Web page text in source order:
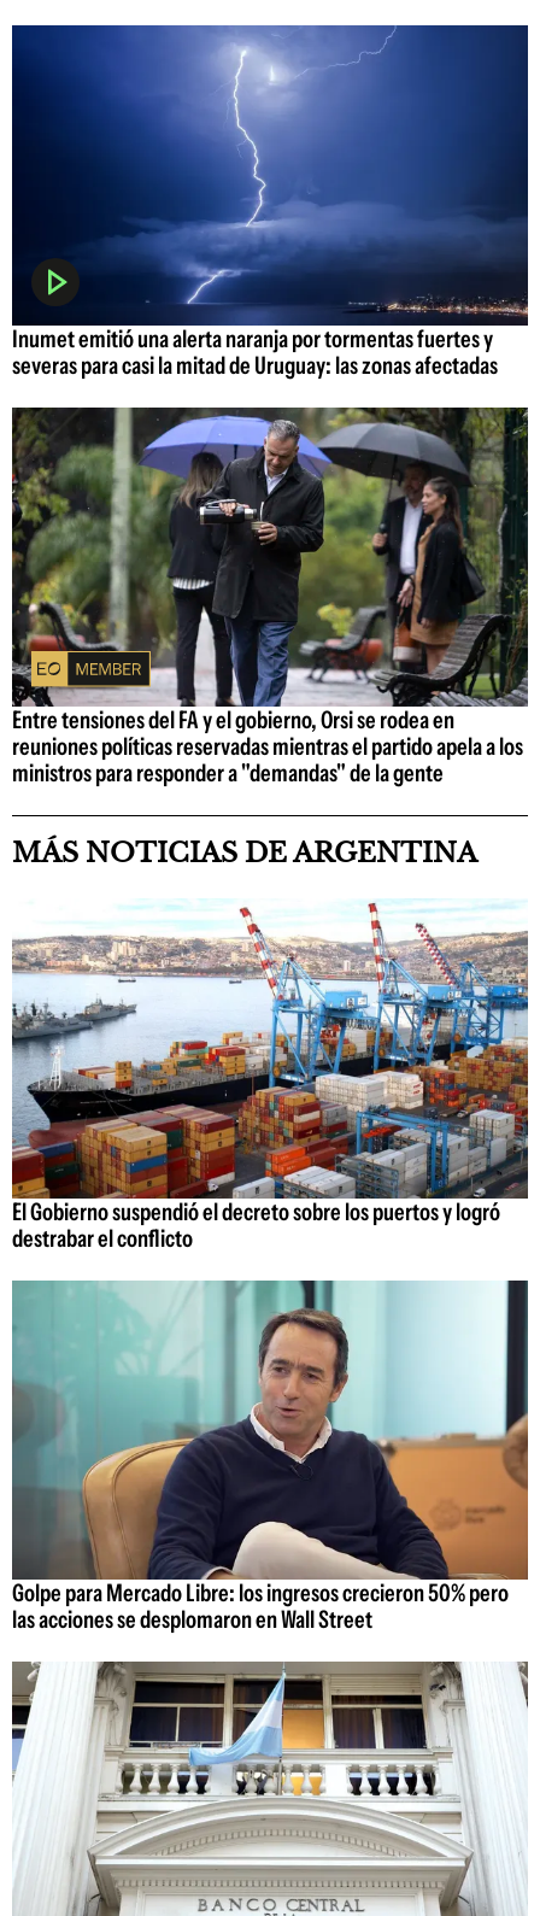
Inumet emitió una alerta naranja por tormentas fuertes y
severas para casi la mitad de Uruguay: las zonas afectadas
Entre tensiones del FA y el gobierno, Orsi se rodea en
reuniones políticas reservadas mientras el partido apela a los
ministros para responder a "demandas" de la gente
MÁS NOTICIAS DE ARGENTINA
El Gobierno suspendió el decreto sobre los puertos y logró
destrabar el conflicto
Golpe para Mercado Libre: los ingresos crecieron 50% pero
las acciones se desplomaron en Wall Street